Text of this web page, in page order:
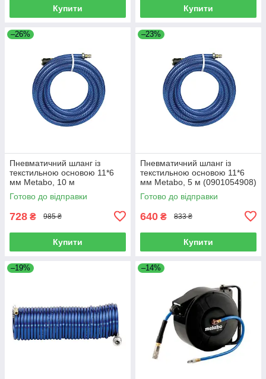
Купити Купити
–26%
Пневматичний шланг із
текстильною основою 11*6
мм Metabo, 10 м
(0901054916)
Готово до відправки
728 ₴ 985 ₴
Купити
–23%
Пневматичний шланг із
текстильною основою 11*6
мм Metabo, 5 м (0901054908)
Готово до відправки
640 ₴ 833 ₴
Купити
–19% –14%